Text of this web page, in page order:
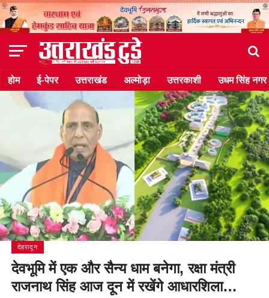
होम ई-पेपर उत्तराखंड अल्मोड़ा उत्तरकाशी उधम सिंह नगर
देहरादून
देवभूमि में एक और सैन्य धाम बनेगा, रक्षा मंत्री
राजनाथ सिंह आज दून में रखेंगे आधारशिला…